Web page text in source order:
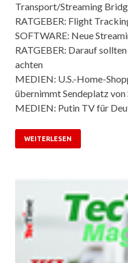
Transport/Streaming
RATGEBER: Flight
SOFTWARE: Neue
RATGEBER: Darauf
achten
MEDIEN: U.S.-Home-
übernimmt Sendeplatz von
MEDIEN: Putin TV für
WEITERLESEN